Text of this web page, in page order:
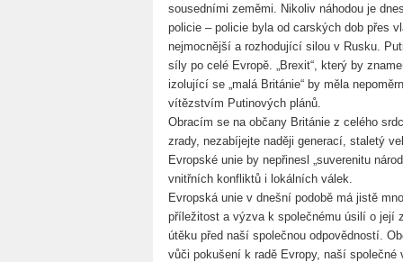
sousedními zeměmi. Nikoliv náhodou je
policie – policie byla od carských dob přes
nejmocnější a rozhodující silou v Rusku.
síly po celé Evropě. „Brexit“, který by
izolující se „malá Británie“ by měla
vítězstvím Putinových plánů.
Obracím se na občany Británie z celého
zrady, nezabíjejte naději generací, staletý
Evropské unie by nepřinesl „suverenitu
vnitřních konfliktů i lokálních válek.
Evropská unie v dnešní podobě má jistě
příležitost a výzva k společnému úsilí o její
útěku před naší společnou odpovědností.
vůči pokušení k radě Evropy, naší společné